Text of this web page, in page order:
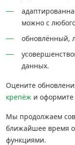
Химический
Гвозди и
Хомуты и
Грузовой
можно с
обновлённый,
данных.
Оцените
крепёж и оформите
Мы продолжаем
ближайшее время
функциями.